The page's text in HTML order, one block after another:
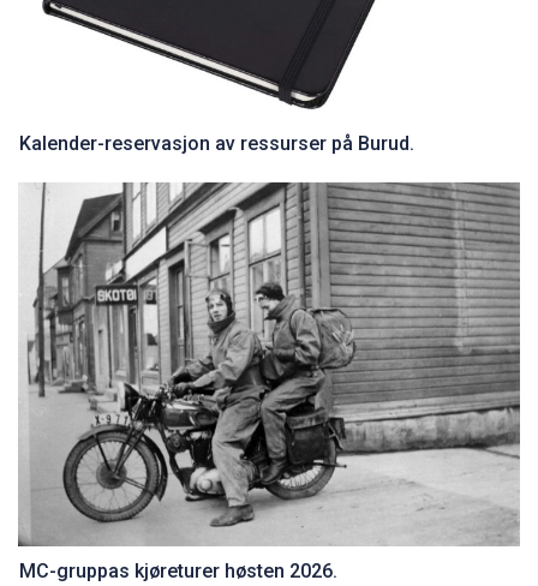
Kalender-reservasjon av ressurser på Burud.
MC-gruppas kjøreturer høsten 2026.